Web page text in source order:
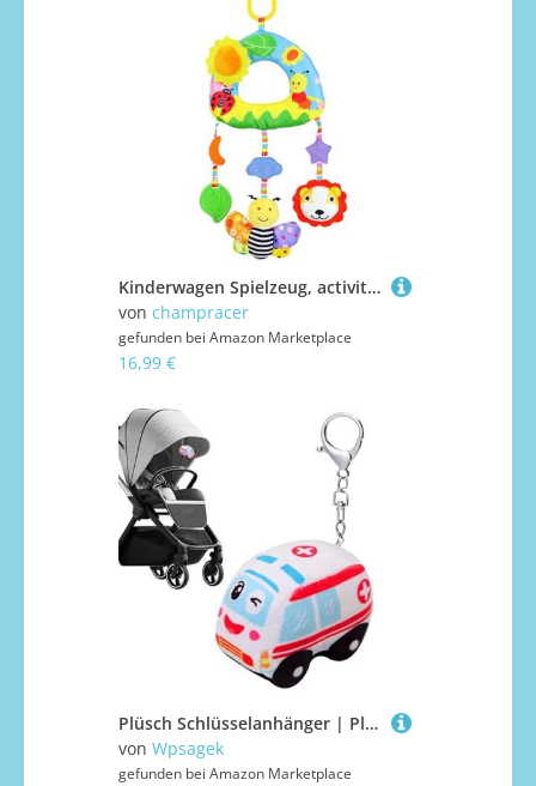
Kinderwagen Spielzeug, activity spirale baby, Aktivität pädagogische Plüschtier, Hängende Plüschtiere für Autositz, Babybett, Kinderwagen (Honigbiene)
von champracer
gefunden bei Amazon Marketplace
16,99 €
Plüsch Schlüsselanhänger | Plüsch Schlüsselanhänger Spielzeug Für Baby Kinderwagen,Taschenanhänger Für Geldbörse Schlafzimmer Rucksack Kinderbett Kinderhandtasche Mädchen Vorschule
von Wpsagek
gefunden bei Amazon Marketplace